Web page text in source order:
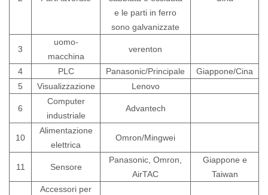
e le parti in ferro
sono galvanizzate
3
uomo-
macchina
verenton
4 PLC Panasonic/Principale
Giappone/Cina
5
Visualizzazione Lenovo
6
Computer
industriale
Advantech
10
Alimentazione
elettrica
Omron/Mingwei
11 Sensore
Panasonic, Omron,
AirTAC
Giappone e
Taiwan
Accessori per